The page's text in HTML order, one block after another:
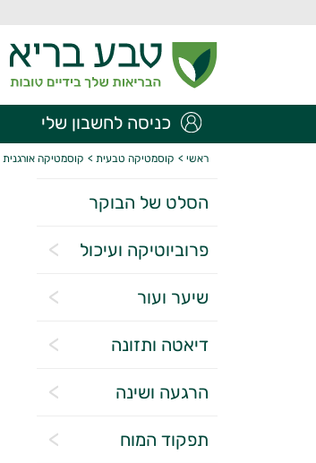
כניסה לחשבון שלי
ראשי > קוסמטיקה טבעית > קוסמטיקה אורגנית
הסלט של הבוקר
פרוביוטיקה ועיכול
שיער ועור
דיאטה ותזונה
הרגעה ושינה
תפקוד המוח